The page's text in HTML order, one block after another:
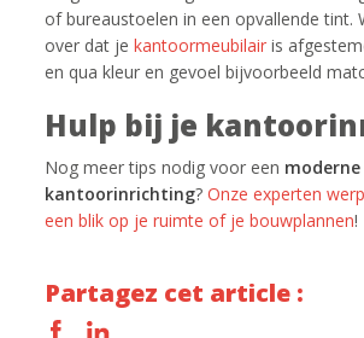
of bureaustoelen in een opvallende tint.
over dat jekantoormeubilair is
en qua kleur en gevoel bijvoorbeeld
Hulp bij je
Nog meer tips nodig voor een moderne
kantoorinrichting?Onze experten
een blik op je ruimte of je bouwplannen!
Partagez cet article :